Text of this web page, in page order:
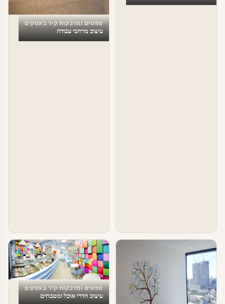
טפטים ומדבקות קיר בעסקים
עיצוב מרחבי עבודה
טפטים ומדבקות קיר בעסקים
עיצוב חדרי אוכל ומטבחים